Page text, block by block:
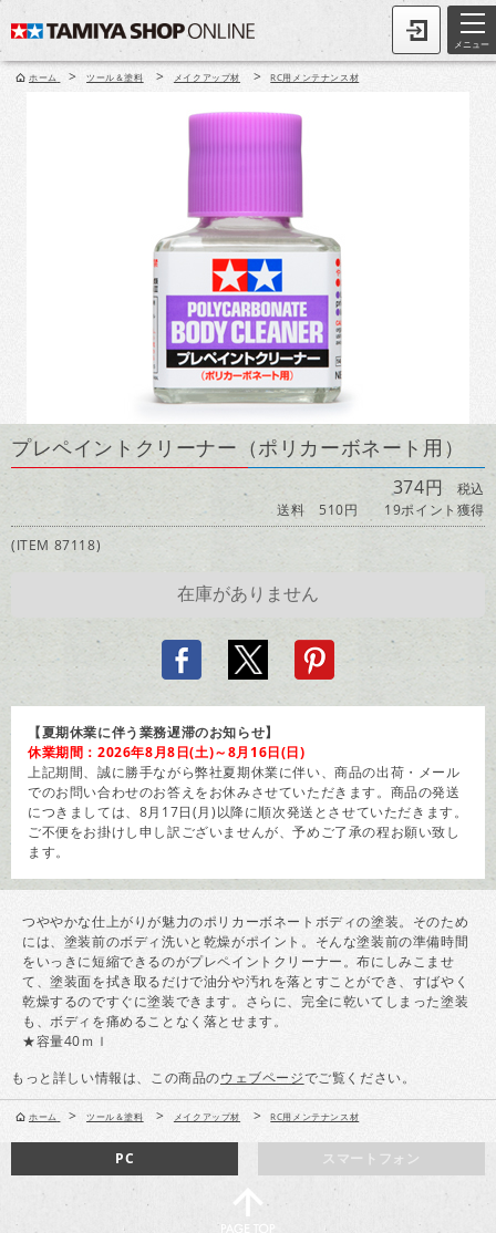
メニュー
ホーム > ツール＆塗料 > メイクアップ材 > RC用メンテナンス材
プレペイントクリーナー（ポリカーボネート用）
374円 税込
送料 510円
19ポイント獲得
(ITEM 87118)
【夏期休業に伴う業務遅滞のお知らせ】
休業期間：2026年8月8日(土)～8月16日(日)
上記期間、誠に勝手ながら弊社夏期休業に伴い、商品の出荷・メール
でのお問い合わせのお答えをお休みさせていただきます。商品の発送
につきましては、8月17日(月)以降に順次発送とさせていただきます。
ご不便をお掛けし申し訳ございませんが、予めご了承の程お願い致し
ます。
つややかな仕上がりが魅力のポリカーボネートボディの塗装。そのため
には、塗装前のボディ洗いと乾燥がポイント。そんな塗装前の準備時間
をいっきに短縮できるのがプレペイントクリーナー。布にしみこませ
て、塗装面を拭き取るだけで油分や汚れを落とすことができ、すばやく
乾燥するのですぐに塗装できます。さらに、完全に乾いてしまった塗装
も、ボディを痛めることなく落とせます。
★容量40ｍｌ
もっと詳しい情報は、この商品のウェブページでご覧ください。
ホーム > ツール＆塗料 > メイクアップ材 > RC用メンテナンス材
スマートフォン
PC